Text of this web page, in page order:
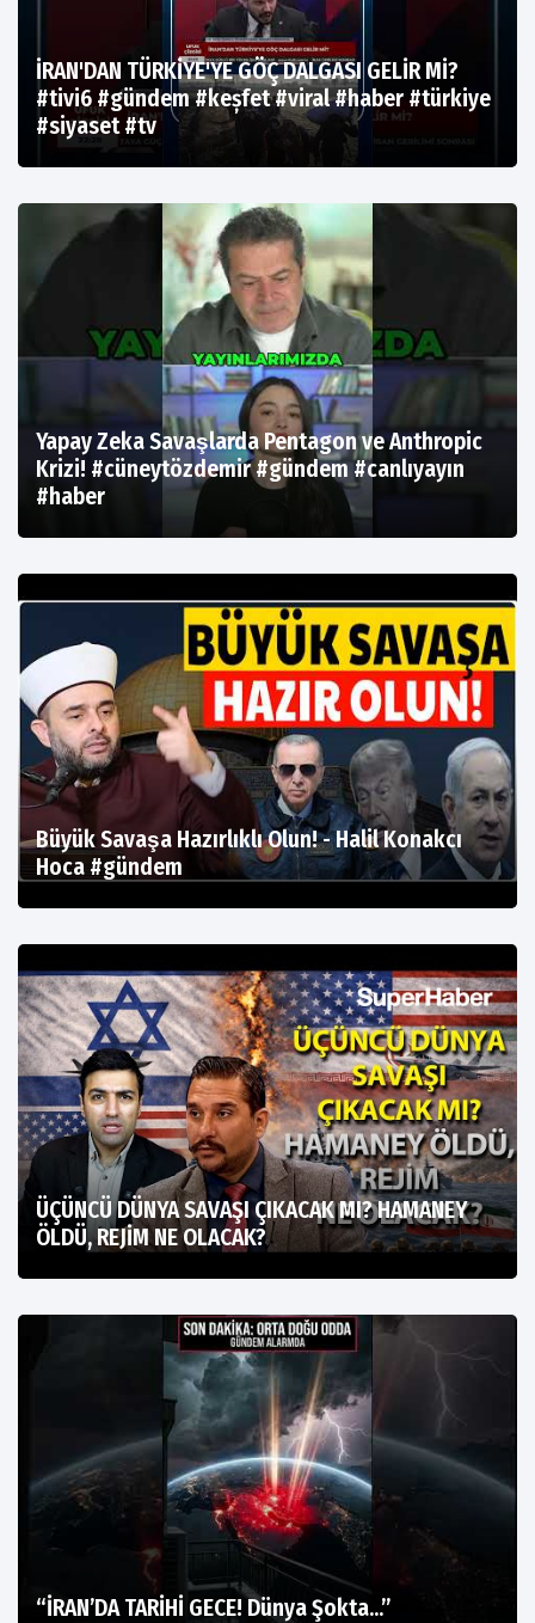
İRAN'DAN TÜRKİYE'YE GÖÇ DALGASI GELİR Mİ?
#tivi6 #gündem #keșfet #viral #haber #türkiye
#siyaset #tv
Yapay Zeka Savaşlarda Pentagon ve Anthropic
Krizi! #cüneytözdemir #gündem #canlıyayın
#haber
Büyük Savaşa Hazırlıklı Olun! - Halil Konakcı
Hoca #gündem
ÜÇÜNCÜ DÜNYA SAVAŞI ÇIKACAK MI? HAMANEY
ÖLDÜ, REJİM NE OLACAK?
“İRAN’DA TARİHİ GECE! Dünya Şokta…”